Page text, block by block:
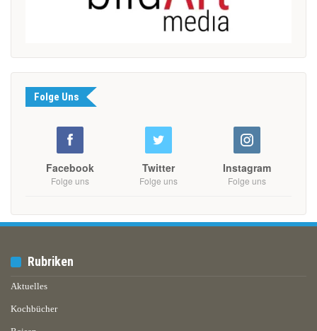
Folge Uns
Facebook
Folge uns
Twitter
Folge uns
Instagram
Folge uns
Rubriken
Aktuelles
Kochbücher